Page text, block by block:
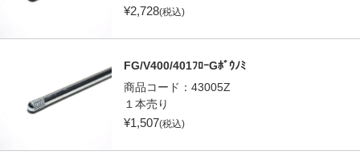
¥2,728(税込)
FG/V400/401ﾌﾛｰGﾎﾞｳﾉﾐ
商品コード： 43005Z
１本売り
¥1,507(税込)